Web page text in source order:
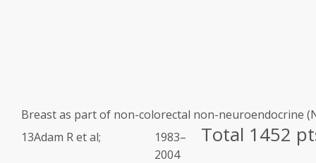
Breast as part of non-colorectal non-neuroendocrine
13Adam R et al;
1983–
2004
Total 1452